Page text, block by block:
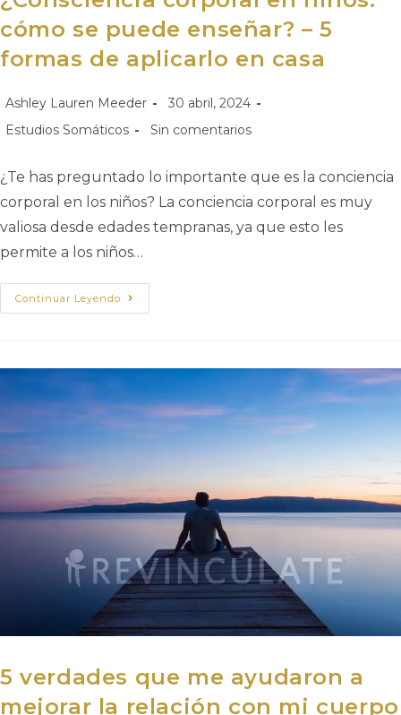
cómo se puede enseñar? – 5
formas de aplicarlo en casa
Ashley Lauren Meeder
30 abril, 2024
Estudios Somáticos
Sin comentarios
¿Te has preguntado lo importante que es la conciencia
corporal en los niños? La conciencia corporal es muy
valiosa desde edades tempranas, ya que esto les
permite a los niños…
Continuar Leyendo
5 verdades que me ayudaron a
mejorar la relación con mi cuerpo